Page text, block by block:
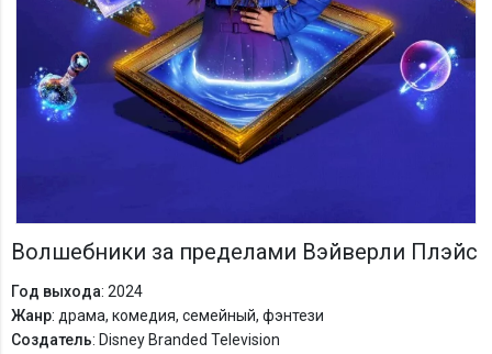
Волшебники за пределами Вэйверли Плэйс
Год выхода: 2024
Жанр: драма, комедия, семейный, фэнтези
Создатель: Disney Branded Television